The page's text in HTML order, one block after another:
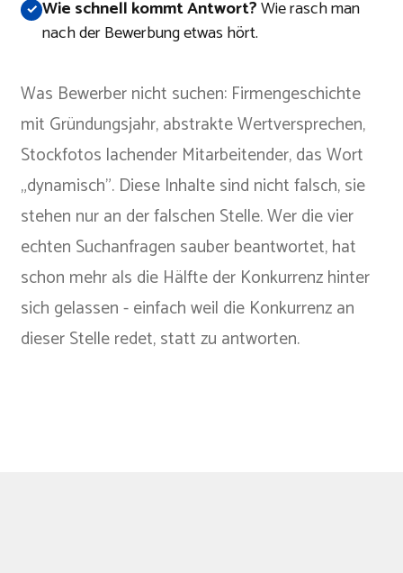
Wie schnell kommt Antwort?Wie rasch man
nach der Bewerbung etwas hört.
Was Bewerber nicht suchen: Firmengeschichte
mit Gründungsjahr, abstrakte Wertversprechen,
Stockfotos lachender Mitarbeitender, das Wort
„dynamisch". Diese Inhalte sind nicht falsch, sie
stehen nur an der falschen Stelle. Wer die vier
echten Suchanfragen sauber beantwortet, hat
schon mehr als die Hälfte der Konkurrenz hinter
sich gelassen - einfach weil die Konkurrenz an
dieser Stelle redet, statt zu antworten.